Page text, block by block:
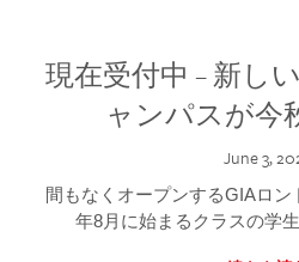
現在受付中 – 新し
ャンパスが今
June 3,
間もなくオープンするGIAロン
年8月に始まるクラスの学